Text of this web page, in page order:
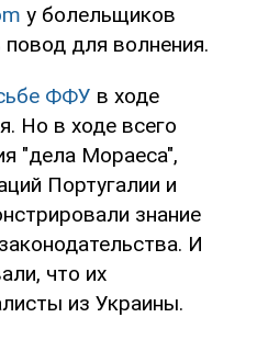
у болельщиков
для волнения.
ФФУ в ходе
Но в ходе всего
"дела Мораеса",
Португалии и
знание
И
что их
из Украины.